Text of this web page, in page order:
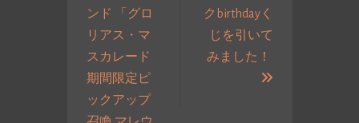
ンド 「グロ
リアス・マ
スカレード
期間限定ピ
ックアップ
クbirthdayく
じを引いて
みました！
次